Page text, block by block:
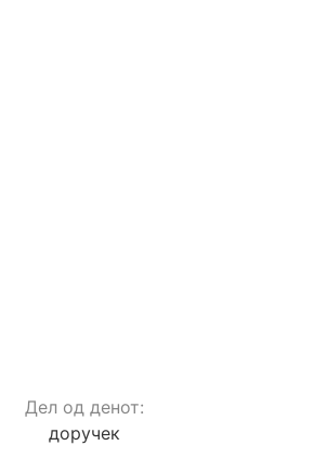
Дел од денот:
доручек